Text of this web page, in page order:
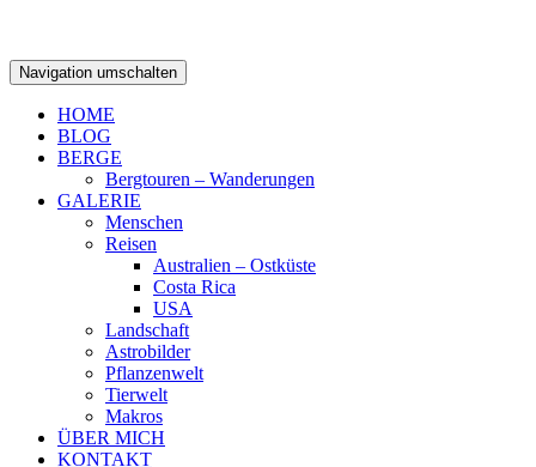
Navigation umschalten
HOME
BLOG
BERGE
Bergtouren – Wanderungen
GALERIE
Menschen
Reisen
Australien – Ostküste
Costa Rica
USA
Landschaft
Astrobilder
Pflanzenwelt
Tierwelt
Makros
ÜBER MICH
KONTAKT